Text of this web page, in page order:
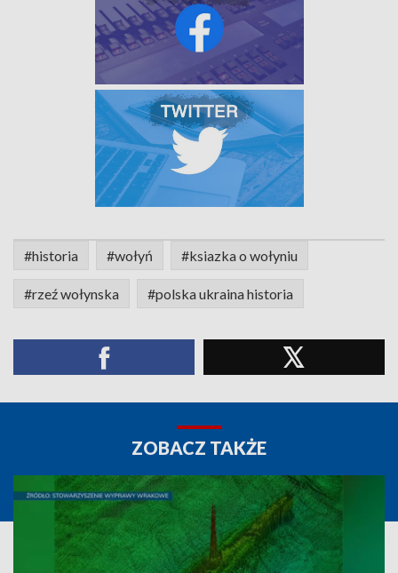
#historia #wołyń #ksiazka o wołyniu
#rzeź wołynska #polska ukraina historia
ZOBACZ TAKŻE